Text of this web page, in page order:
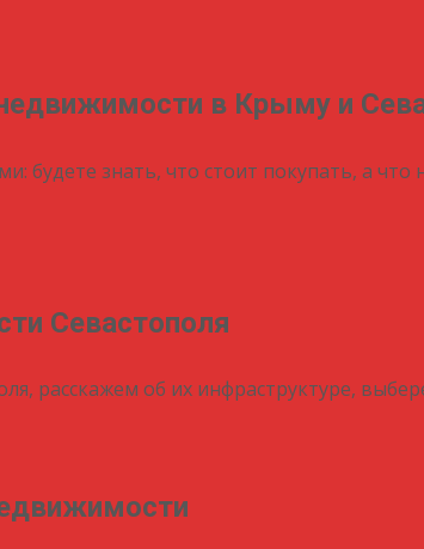
в Крыму и
будете знать, что стоит покупать, а
Севастополя
расскажем об их инфраструктуре,